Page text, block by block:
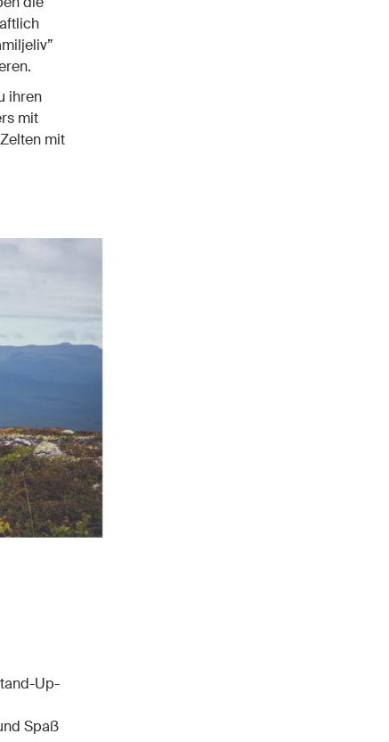
ihren
mit
mit
Up-
Spaß